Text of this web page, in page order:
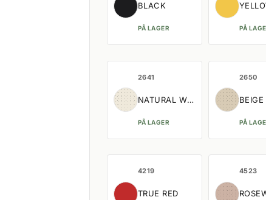
BLACK
PÅ LAGER PÅ
2641
NATURAL WHITE MELANGE
PÅ LAGER
2650
BEIGE
PÅ
4219
TRUE RED
4523